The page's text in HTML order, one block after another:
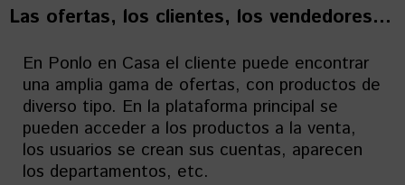
Las ofertas, los clientes, los vendedores…
En Ponlo en Casa el cliente puede encontrar
una amplia gama de ofertas, con productos de
diverso tipo. En la plataforma principal se
pueden acceder a los productos a la venta,
los usuarios se crean sus cuentas, aparecen
los departamentos, etc.